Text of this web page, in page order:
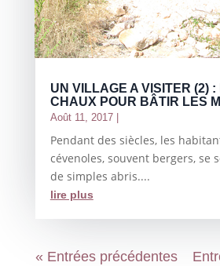
UN VILLAGE A VISITER (2) :
CHAUX POUR BÂTIR LES
Août 11, 2017|
Pendant des siècles, les
cévenoles, souvent bergers, se
de simples abris....
lire plus
« Entrées précédentes